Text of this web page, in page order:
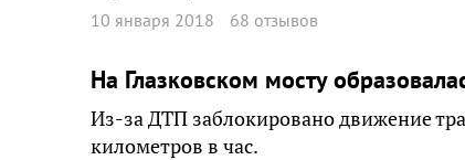
10 января 2018 68 отзывов
На Глазковском мосту
Из-за ДТП заблокировано движение
километров в час.